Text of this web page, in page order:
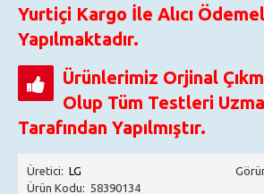
Yurtiçi Kargo İle Alıcı
Yapılmaktadır.
Ürünlerimiz Orjinal
Olup Tüm Testleri
Tarafından Yapılmıştır.
Üretici: LG
Ürün Kodu: 58390134